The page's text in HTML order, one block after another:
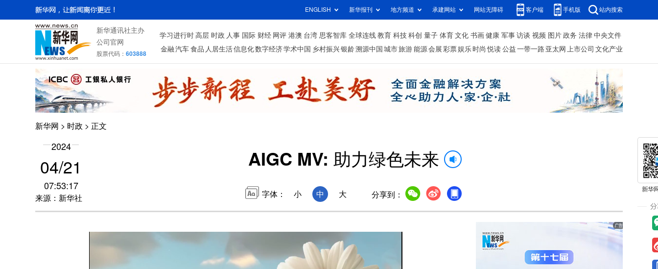
ENGLISH 新华报刊 地方频道 承建网站 网站无障碍 客户端 手机版 站内搜索
新华通讯社主办
公司官网
股票代码： 603888
学习进行时 高层 时政 人事 国际 财经 网评 港澳 台湾 思客智库 全球连线 教育 科技 科创 量子 体育 文化 书画 健康 军事 访谈 视频 图片 政务 法律 中央文件
金融 汽车 食品 人居生活信息化数字经济学术中国 乡村振兴银龄溯源中国 城市旅游 能源 会展 彩票娱乐 时尚 悦读 公益 一带一路 亚太网 上市公司 文化产业
新华网 > 时政 > 正文
2024
04/21
07:53:17
来源：新华社
AIGC MV: 助力绿色未来
字体： 小 中 大 分享到：